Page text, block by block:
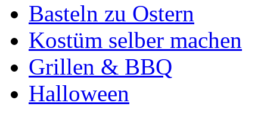
Basteln zu Ostern
Kostüm selber machen
Grillen & BBQ
Halloween